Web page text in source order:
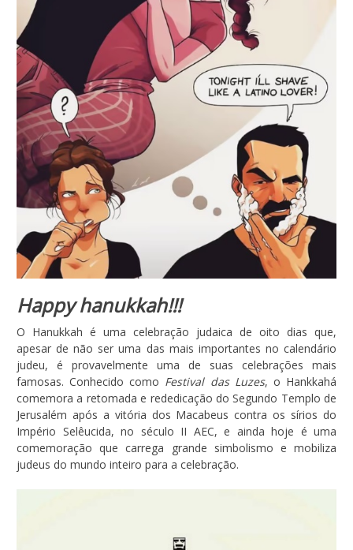
Happy hanukkah!!!
O Hanukkah é uma celebração judaica de oito dias que,
apesar de não ser uma das mais importantes no calendário
judeu, é provavelmente uma de suas celebrações mais
famosas. Conhecido como Festival das Luzes, o Hankkahá
comemora a retomada e rededicação do Segundo Templo de
Jerusalém após a vitória dos Macabeus contra os sírios do
Império Selêucida, no século II AEC, e ainda hoje é uma
comemoração que carrega grande simbolismo e mobiliza
judeus do mundo inteiro para a celebração.